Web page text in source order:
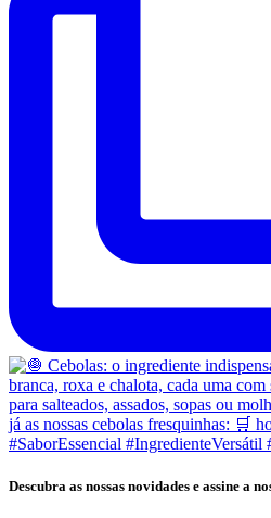
Descubra as nossas novidades e assine a